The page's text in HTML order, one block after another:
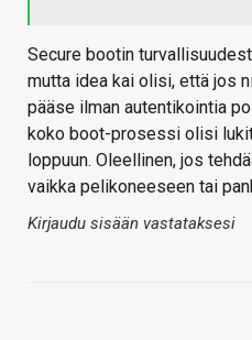
Secure bootin
mutta idea kai olisi, että jos
pääse ilman autentikointia
koko boot-prosessi olisi
loppuun. Oleellinen, jos
vaikka pelikoneeseen tai
Kirjaudu sisään vastataksesi